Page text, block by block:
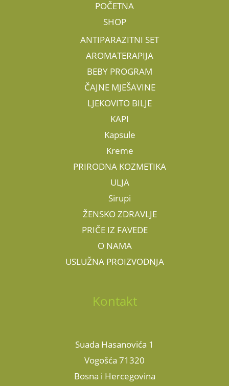
POČETNA
SHOP
ANTIPARAZITNI SET
AROMATERAPIJA
BEBY PROGRAM
ČAJNE MJEŠAVINE
LJEKOVITO BILJE
KAPI
Kapsule
Kreme
PRIRODNA KOZMETIKA
ULJA
Sirupi
ŽENSKO ZDRAVLJE
PRIČE IZ FAVEDE
O NAMA
USLUŽNA PROIZVODNJA
Kontakt
Suada Hasanovića 1
Vogošća 71320
Bosna i Hercegovina